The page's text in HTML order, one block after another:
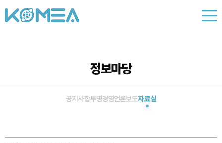
정보마당
공지사항투명경영언론보도자료실